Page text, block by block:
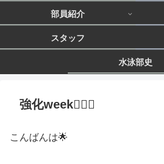
部員紹介
スタッフ
水泳部史
強化week🏊🏼‍♂️
こんばんは🌟